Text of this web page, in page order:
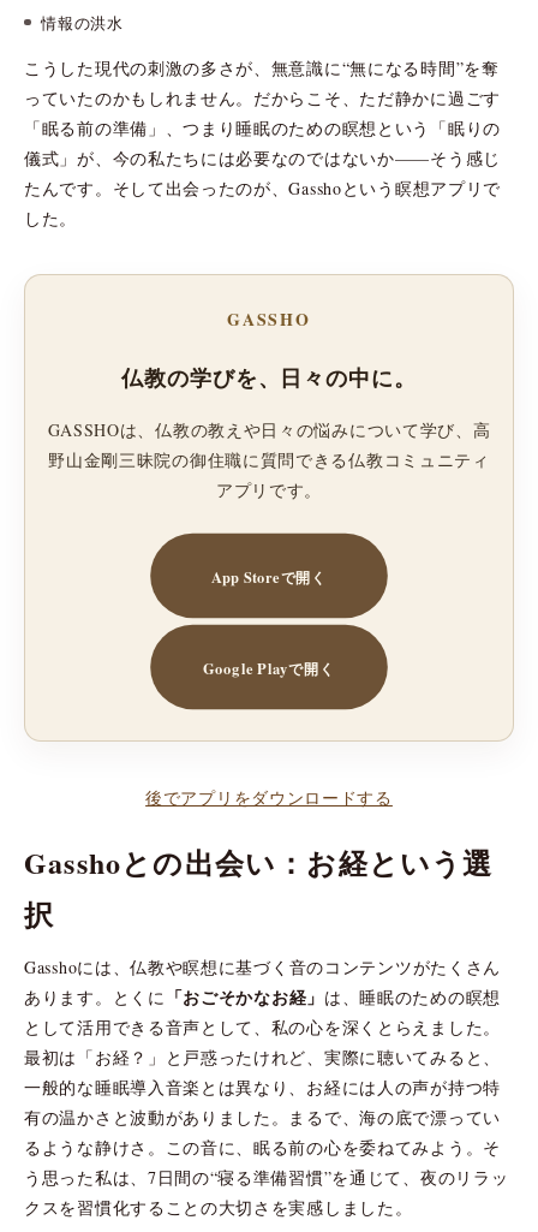
情報の洪水
こうした現代の刺激の多さが、無意識に“無になる時間”を奪
っていたのかもしれません。だからこそ、ただ静かに過ごす
「眠る前の準備」、つまり睡眠のための瞑想という「眠りの
儀式」が、今の私たちには必要なのではないか——そう感じ
たんです。そして出会ったのが、Gasshoという瞑想アプリで
した。
GASSHO
仏教の学びを、日々の中に。
GASSHOは、仏教の教えや日々の悩みについて学び、高
野山金剛三昧院の御住職に質問できる仏教コミュニティ
アプリです。
App Storeで開く
Google Playで開く
後でアプリをダウンロードする
Gasshoとの出会い：お経という選
択
Gasshoには、仏教や瞑想に基づく音のコンテンツがたくさん
あります。とくに 「おごそかなお経」 は、睡眠のための瞑想
として活用できる音声として、私の心を深くとらえました。
最初は「お経？」と戸惑ったけれど、実際に聴いてみると、
一般的な睡眠導入音楽とは異なり、お経には人の声が持つ特
有の温かさと波動がありました。まるで、海の底で漂ってい
るような静けさ。この音に、眠る前の心を委ねてみよう。そ
う思った私は、7日間の“寝る準備習慣”を通じて、夜のリラッ
クスを習慣化することの大切さを実感しました。